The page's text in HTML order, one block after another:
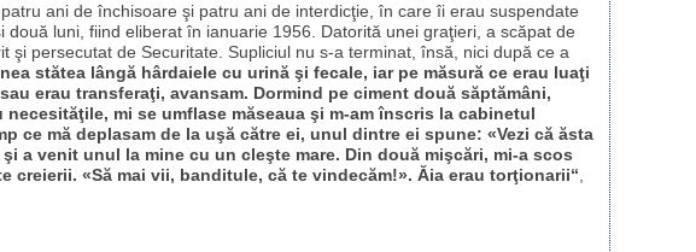
ani de închisoare şi patru ani de interdicţie, în care îi erau suspendate
luni, fiind eliberat în ianuarie 1956. Datorită unei graţieri, a scăpat de
şi persecutat de Securitate. Supliciul nu s-a terminat, însă, nici după ce a
stătea lângă hârdaiele cu urină şi fecale, iar pe măsură ce erau luaţi
erau transferaţi, avansam. Dormind pe ciment două săptămâni,
mi se umflase măseaua şi m-am înscris la cabinetul
ce mă deplasam de la uşă către ei, unul dintre ei spune: «Vezi că ăsta
a venit unul la mine cu un cleşte mare. Din două mişcări, mi-a scos
creierii. «Să mai vii, banditule, că te vindecăm!». Ăia erau torţionarii“